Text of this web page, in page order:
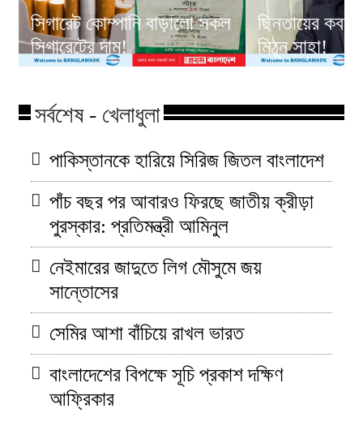
সিগারেট কোম্পানি বাড়ালো সকল
সিগারেটের দাম!
ছিনতায়ের
মিঠুন সাহা!
সর্বশেষ - খেলাধুলা
পাকিস্তানকে হারিয়ে সিরিজ জিতল বাংলাদেশ
পাঁচ বছর পর আবারও ফিরছে জাতীয় ক্রীড়া
পুরস্কার: প্রতিমন্ত্রী আমিনুল
নেইমারের জাদুতে লিগ মৌসুমে জয়
সান্তোসের
সেমির আশা বাঁচিয়ে রাখল ভারত
বাংলাদেশের বিপক্ষে সূচি প্রকাশ দক্ষিণ
আফ্রিকার